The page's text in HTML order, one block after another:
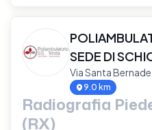
SEDE DI
Via Santa
9.0 km
Radiografia
(RX)